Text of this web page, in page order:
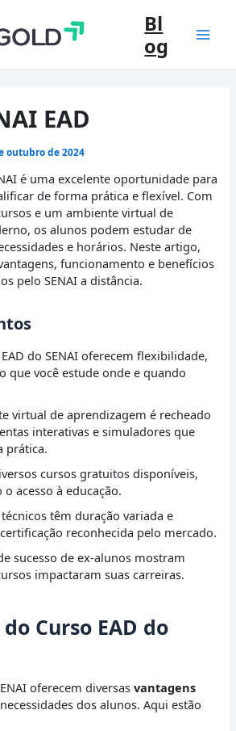
Bl
og
EAD
outubro de 2024
é uma excelente oportunidade para
de forma prática e flexível. Com
e um ambiente virtual de
os alunos podem estudar de
e horários. Neste artigo,
funcionamento e benefícios
pelo SENAI a distância.
do SENAI oferecem flexibilidade,
que você estude onde e quando
virtual de aprendizagem é recheado
interativas e simuladores que
prática.
cursos gratuitos disponíveis,
acesso à educação.
têm duração variada e
reconhecida pelo mercado.
sucesso de ex-alunos mostram
impactaram suas carreiras.
Curso EAD do
oferecem diversasvantagens
dos alunos. Aqui estão